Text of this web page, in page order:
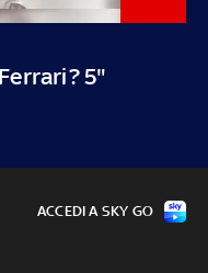
5"
ACCEDI A SKY GO